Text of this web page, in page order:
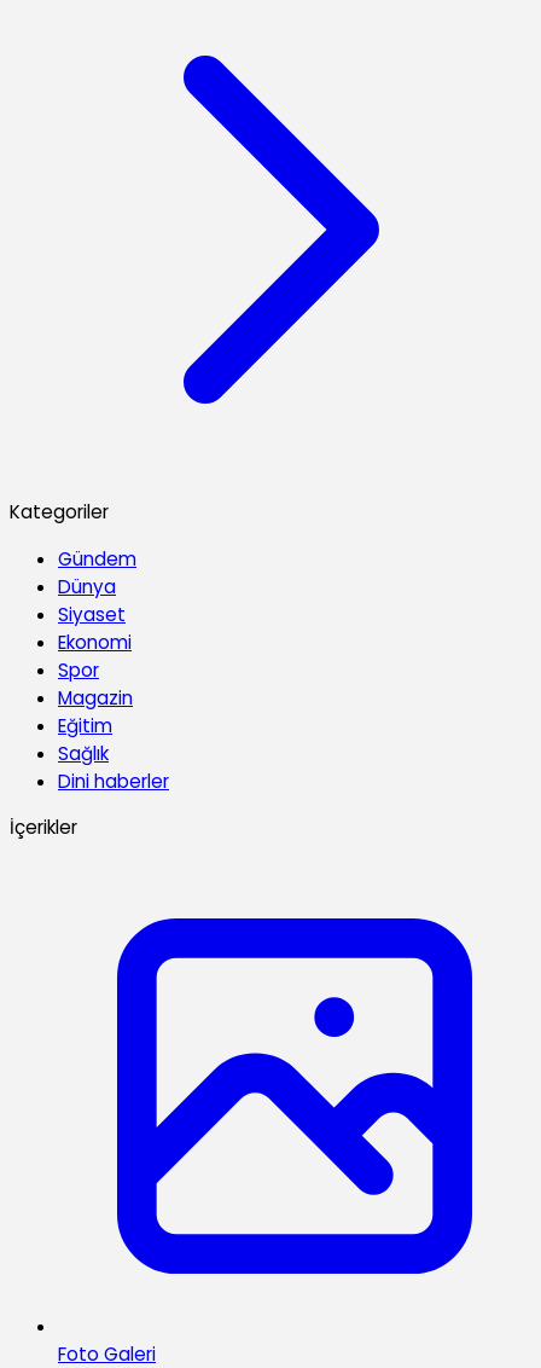
Kategoriler
Gündem
Dünya
Siyaset
Ekonomi
Spor
Magazin
Eğitim
Sağlık
Dini haberler
İçerikler
Foto Galeri